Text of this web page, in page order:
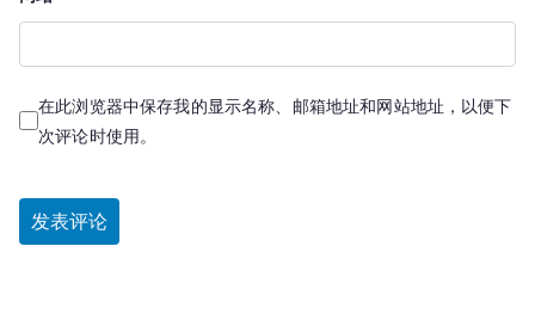
在此浏览器中保存我的显示名称、邮箱地址和网站地址，以便下
次评论时使用。